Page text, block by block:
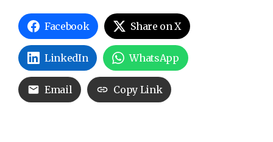
Facebook Share on X
LinkedIn WhatsApp
Email Copy Link